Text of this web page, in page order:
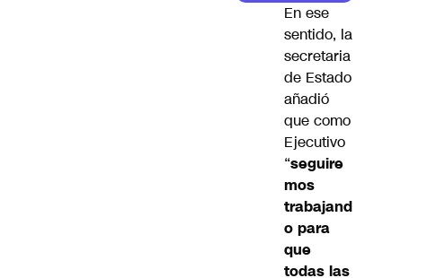
En ese
sentido, la
secretaria
de Estado
añadió
que como
Ejecutivo
“seguire
mos
trabajand
o para
que
todas las